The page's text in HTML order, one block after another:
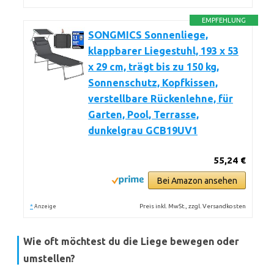
EMPFEHLUNG
SONGMICS Sonnenliege,
klappbarer Liegestuhl, 193 x 53
x 29 cm, trägt bis zu 150 kg,
Sonnenschutz, Kopfkissen,
verstellbare Rückenlehne, für
Garten, Pool, Terrasse,
dunkelgrau GCB19UV1
55,24 €
Bei Amazon ansehen
* Anzeige Preis inkl. MwSt., zzgl. Versandkosten
Wie oft möchtest du die Liege bewegen oder
umstellen?